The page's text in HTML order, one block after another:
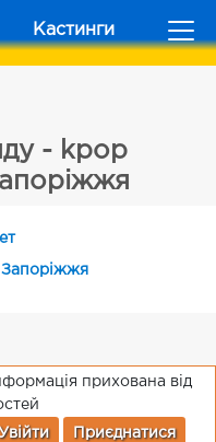
Кастинги
- kpop
Запоріжжя
прихована від
Увійти Приєднатися